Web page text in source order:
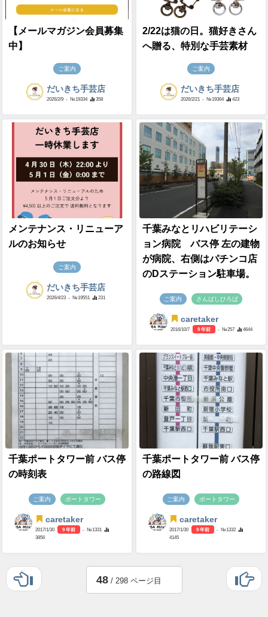
【メールマガジン会員募集
中】
ご案内
だいきち手芸店
2026/2/9 - №19334 358
2/22は猫の日。猫好きさん
へ贈る、特別な手芸素材
ご案内
だいきち手芸店
2026/2/21 - №19364 423
メンテナンス・リニューア
ルのお知らせ
ご案内
だいきち手芸店
2026/4/23 - №19551 231
千葉みなとリハビリテーシ
ョン病院 バス停 左の建物
が病院、右側はパチンコ店
のDステーション駐車場。
ご案内 さんばしひろば
caretaker
2016/10/7 9 年前 - №257 4644
千葉ポートタワー前 バス停
の時刻表
ご案内 ポートタワー
caretaker
2017/1/30 9 年前
- №1331
3856
千葉ポートタワー前 バス停
の路線図
ご案内 ポートタワー
caretaker
2017/1/30 9 年前
- №1332
4145
48/ 298 ページ目